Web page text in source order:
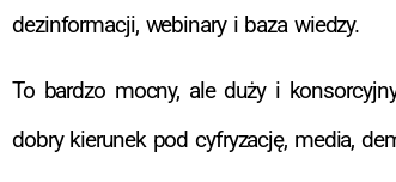
dezinformacji, webinary i baza wiedzy.
To bardzo mocny, ale duży i
dobry kierunek pod cyfryzację, media,